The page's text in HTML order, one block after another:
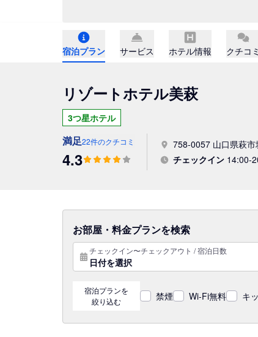
宿泊プラン サービス ホテル情報 クチコミ
リゾートホテル美萩
3つ星ホテル
758-0057 山口県萩
チェックイン 14:00-
満足22件のクチコミ
4.3
お部屋・料金プランを検索
チェックイン〜チェックアウト / 宿泊日数
日付を選択
宿泊プランを
絞り込む
禁煙 Wi-Fi無料 キ